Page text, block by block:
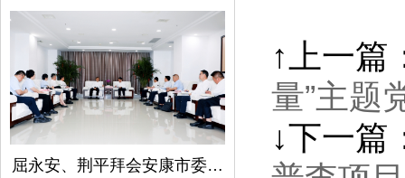
屈永安、荆平拜会安康市委书记柯昌万
↑上一篇
量”主题
↓下一篇